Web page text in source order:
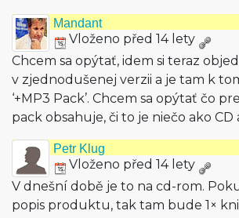
Mandant
Vloženo před 14 lety
Chcem sa opýtať, idem si teraz
v zjednodušenej verzii a je tam k
‘+MP3 Pack’. Chcem sa opýtať čo
pack obsahuje, či to je niečo ako
Petr Klug
Vloženo před 14 lety
V dnešní době je to na cd-rom.
popis produktu, tak tam bude 1×